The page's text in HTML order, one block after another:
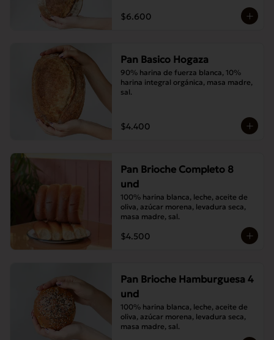
$6.600
Pan Basico Hogaza
90% harina de fuerza blanca, 10%
harina integral orgánica, masa madre,
sal.
$4.400
Pan Brioche Completo 8
und
100% harina blanca, leche, aceite de
oliva, azúcar morena, levadura seca,
masa madre, sal.
$4.500
Pan Brioche Hamburguesa 4
und
100% harina blanca, leche, aceite de
oliva, azúcar morena, levadura seca,
masa madre, sal.